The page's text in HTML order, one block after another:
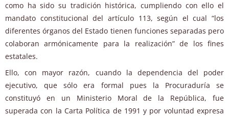
como ha sido su tradición histórica, cumpliendo con ello el
mandato constitucional del artículo 113, según el cual “los
diferentes órganos del Estado tienen funciones separadas pero
colaboran armónicamente para la realización” de los fines
estatales.
Ello, con mayor razón, cuando la dependencia del poder
ejecutivo, que sólo era formal pues la Procuraduría se
constituyó en un Ministerio Moral de la República, fue
superada con la Carta Política de 1991 y por voluntad expresa